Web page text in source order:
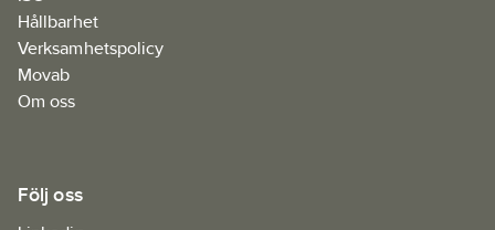
Hållbarhet
Verksamhetspolicy
Movab
Om oss
Följ oss